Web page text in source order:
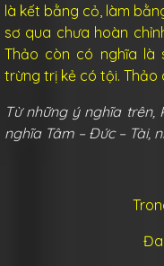
là kết bằng cỏ, làm
sơ qua chưa hoàn
Thảo còn có nghĩa là
trừng trị kẻ có tội. Thảo
Từ những ý nghĩa
nghĩa Tâm – Đức – Tài,